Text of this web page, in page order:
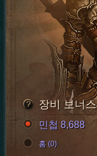
장비 보너스
민첩 8,688
홈 (0)